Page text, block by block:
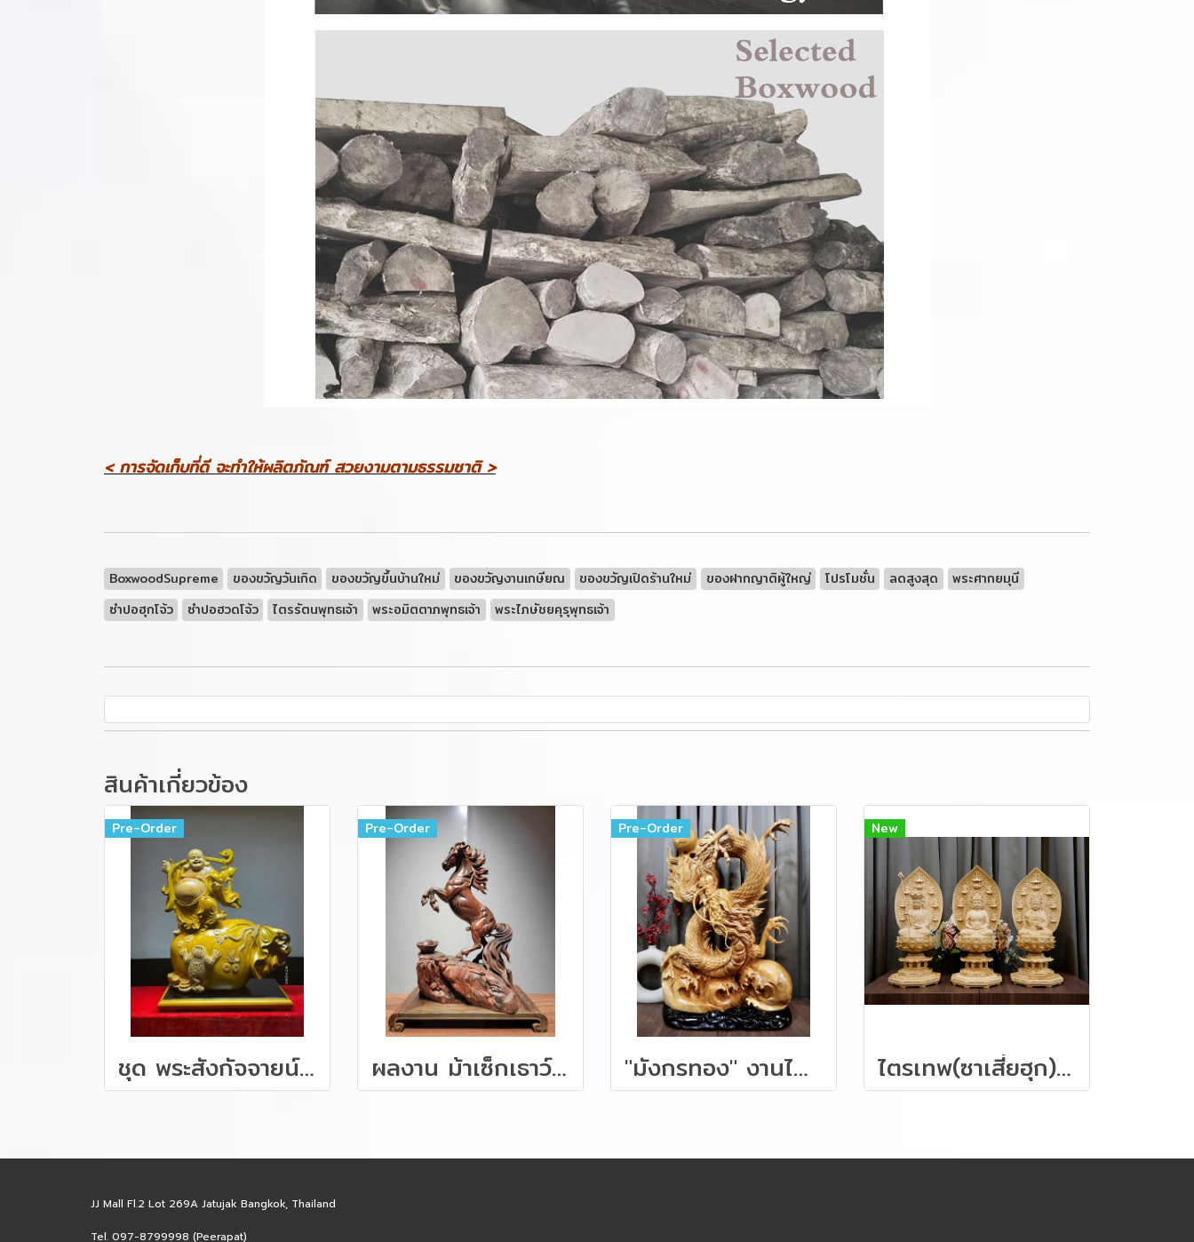
< การจัดเก็บที่ดี จะทำให้ผลิตภัณฑ์ สวยงามตามธรรมชาติ >
BoxwoodSupreme ของขวัญวันเกิด ของขวัญขึ้นบ้านใหม่ ของขวัญงานเกษียณ ของขวัญเปิดร้านใหม่ ของฝากญาติผู้ใหญ่ โปรโมชั่น ลดสูงสุด
พระศากยมุนี
ซำปอฮุกโจ้ว
ซำปอฮวดโจ้ว ไตรรัตนพุทธเจ้า พระอมิตตาภพุทธเจ้า พระไภษัชยคุรุพุทธเจ้า
สินค้าเกี่ยวข้อง
Pre-Order
ชุด พระสังกัจจายน์ ไม้หอมการบูร 72 ซม.
Pre-Order
ผลงาน ม้าเซ็กเธาว์ ไม้พยุงหายาก ขนาด 38 ซม.
Pre-Order
"มังกรทอง" งานไม้หอมการบูร 88 ซม.
New
ไตรเทพ(ซาเสี่ยฮุก) ไม้หอมฮิโนกิ ขนาด 57 ซม.
JJ Mall Fl.2 Lot 269A Jatujak Bangkok, Thailand
Tel. 097-8799998 (Peerapat)